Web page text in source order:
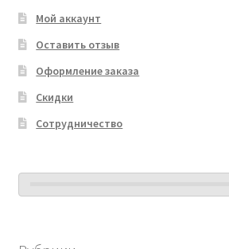
Мой аккаунт
Оставить отзыв
Оформление заказа
Скидки
Сотрудничество